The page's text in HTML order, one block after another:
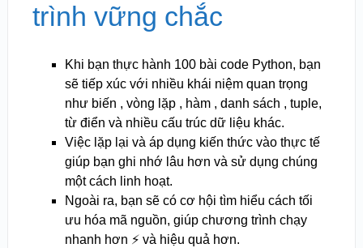
trình vững chắc ️
Khi bạn thực hành 100 bài code Python, bạn
sẽ tiếp xúc với nhiều khái niệm quan trọng
như biến , vòng lặp , hàm , danh sách , tuple,
từ điển và nhiều cấu trúc dữ liệu khác.
Việc lặp lại và áp dụng kiến thức vào thực tế
giúp bạn ghi nhớ lâu hơn và sử dụng chúng
một cách linh hoạt.
Ngoài ra, bạn sẽ có cơ hội tìm hiểu cách tối
ưu hóa mã nguồn, giúp chương trình chạy
nhanh hơn ⚡ và hiệu quả hơn.